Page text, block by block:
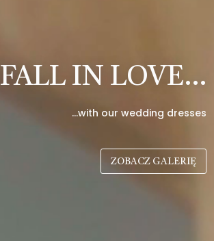
FALL IN LOVE…
…with our wedding dresses
ZOBACZ GALERIĘ